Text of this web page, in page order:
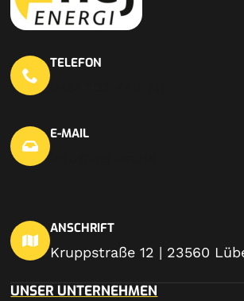
TELEFON
E-MAIL
ANSCHRIFT
Kruppstraße 12 | 23560
UNSER UNTERNEHMEN